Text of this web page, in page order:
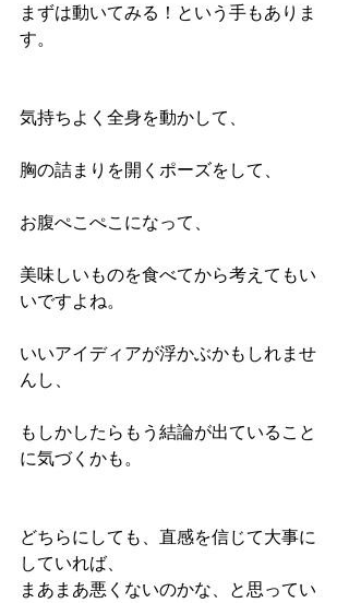
まずは動いてみる！という手もありま
す。
気持ちよく全身を動かして、
胸の詰まりを開くポーズをして、
お腹ぺこぺこになって、
美味しいものを食べてから考えてもい
いですよね。
いいアイディアが浮かぶかもしれませ
んし、
もしかしたらもう結論が出ていること
に気づくかも。
どちらにしても、直感を信じて大事に
していれば、
まあまあ悪くないのかな、と思ってい